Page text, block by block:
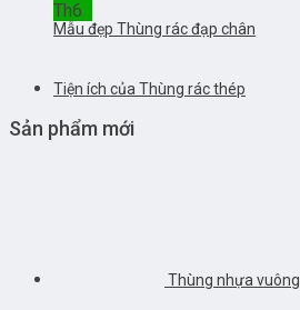
Th6
Mẫu đẹp Thùng rác đạp chân
Tiện ích của Thùng rác thép
Sản phẩm mới
Thùng nhựa vuông